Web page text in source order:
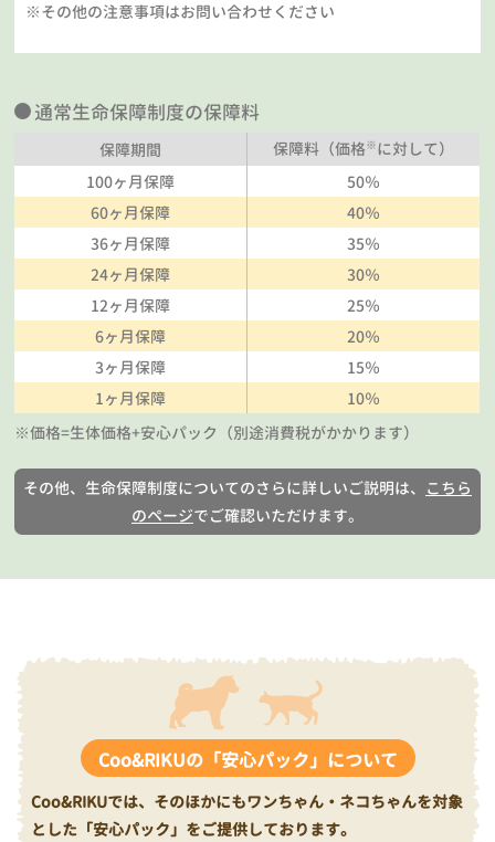
※その他の注意事項はお問い合わせください
通常生命保障制度の保障料
保障期間 保障料（価格※に対して）
100ヶ月保障
50％
60ヶ月保障
40％
36ヶ月保障
35％
24ヶ月保障
30％
12ヶ月保障
25％
6ヶ月保障
20％
3ヶ月保障
15％
1ヶ月保障
10％
※価格=生体価格+安心パック（別途消費税がかかります）
その他、生命保障制度についてのさらに詳しいご説明は、 こちら
のページでご確認いただけます。
Coo&RIKUの「安心パック」について
Coo&RIKUでは、そのほかにもワンちゃん・ネコちゃんを対象
とした「安心パック」をご提供しております。